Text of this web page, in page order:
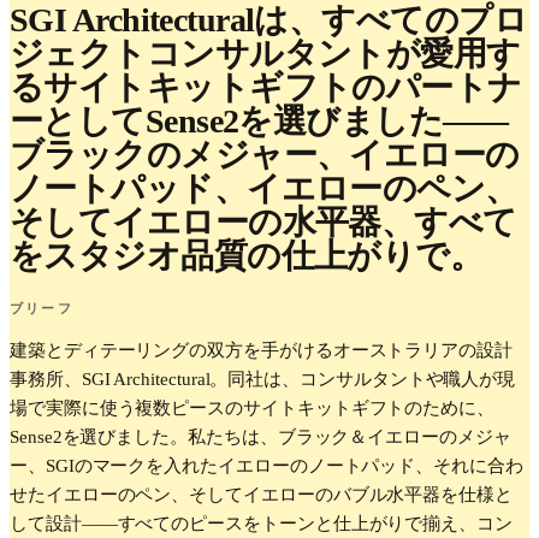
SGI Architecturalは、すべてのプロ
ジェクトコンサルタントが愛用す
るサイトキットギフトのパートナ
ーとしてSense2を選びました——
ブラックのメジャー、イエローの
ノートパッド、イエローのペン、
そしてイエローの水平器、すべて
をスタジオ品質の仕上がりで。
ブリーフ
建築とディテーリングの双方を手がけるオーストラリアの設計
事務所、SGI Architectural。同社は、コンサルタントや職人が現
場で実際に使う複数ピースのサイトキットギフトのために、
Sense2を選びました。私たちは、ブラック＆イエローのメジャ
ー、SGIのマークを入れたイエローのノートパッド、それに合わ
せたイエローのペン、そしてイエローのバブル水平器を仕様と
して設計——すべてのピースをトーンと仕上がりで揃え、コン